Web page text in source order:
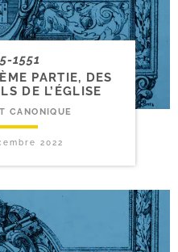
1551
PARTIE, DES
DE L’ÉGLISE
CANONIQUE
2022